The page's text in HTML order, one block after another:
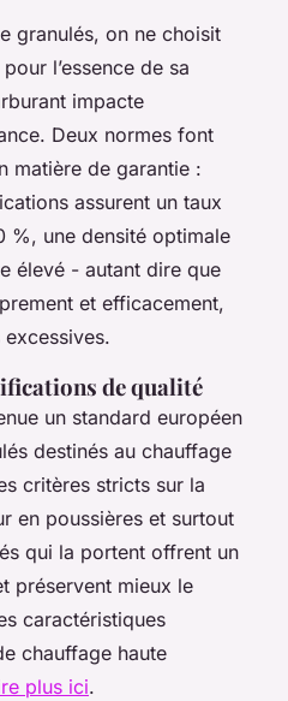
granulés, on ne choisit
l’essence de sa
impacte
Deux normes font
matière de garantie :
assurent un taux
%, une densité optimale
élevé - autant dire que
et efficacement,
de qualité
un standard européen
destinés au chauffage
critères stricts sur la
en poussières et surtout
qui la portent offrent un
préservent mieux le
caractéristiques
chauffage haute
plus ici.